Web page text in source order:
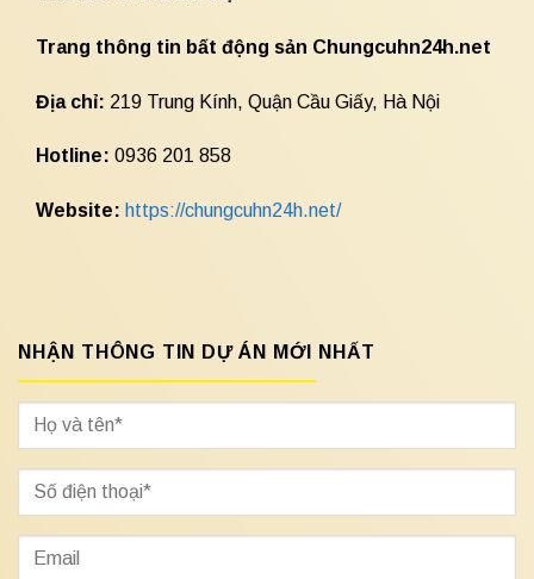
Trang thông tin bất động sản Chungcuhn24h.net
Địa chỉ: 219 Trung Kính, Quận Cầu Giấy, Hà Nội
Hotline: 0936 201 858
Website: https://chungcuhn24h.net/
NHẬN THÔNG TIN DỰ ÁN MỚI NHẤT